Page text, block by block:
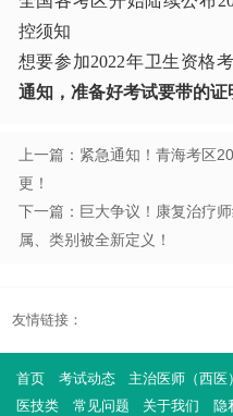
控须知
想要参加2022年卫生资格考
通知，准备好考试要带的证
上一篇：紧急通知！青海考区
更！
下一篇：巨大争议！康复治疗
属、类别被全新定义！
友情链接：
首页 考试动态 主治医师（西医
医技类
常见问题 关于我们 隐